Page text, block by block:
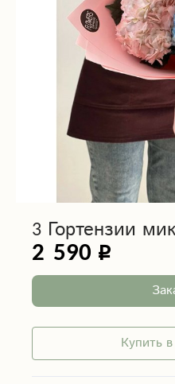
3 Гортензии
2 590
Купить